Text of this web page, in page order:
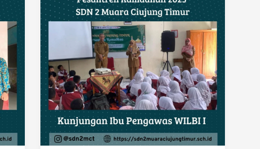
Kedua
di
Muara
Ciujung
Timur:
Menggali
Esensi
Taqwa
Melalui
Ibadah